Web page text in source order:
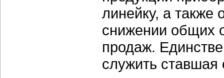
линейку, а также
снижении общих
продаж.
служить ставшая